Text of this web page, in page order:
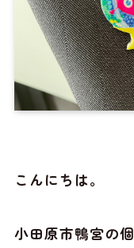
こんにちは。
小田原市鴨宮の